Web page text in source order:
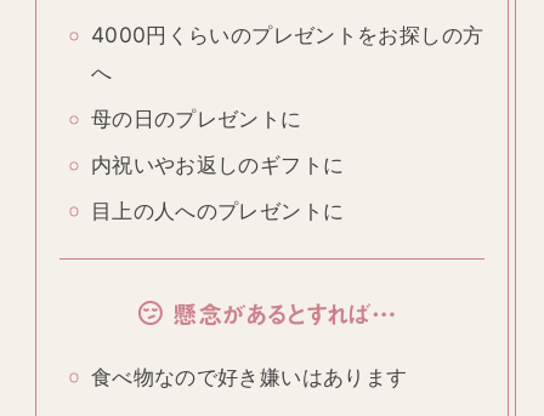
4000円くらいのプレゼントをお探しの方
へ
母の日のプレゼントに
内祝いやお返しのギフトに
目上の人へのプレゼントに
懸念があるとすれば…
食べ物なので好き嫌いはあります